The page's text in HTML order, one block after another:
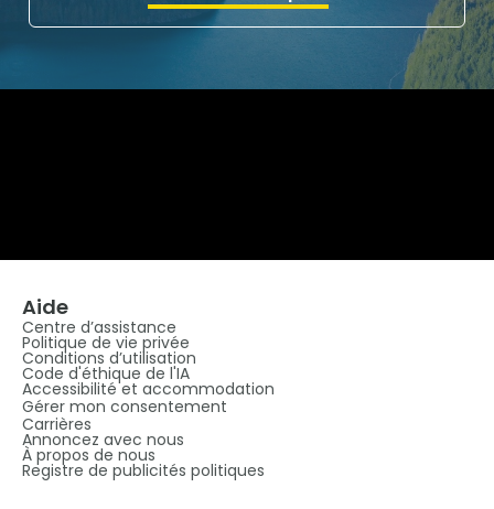
Aide
Centre d’assistance
Politique de vie privée
Conditions d’utilisation
Code d'éthique de l'IA
Accessibilité et accommodation
Gérer mon consentement
Carrières
Annoncez avec nous
À propos de nous
Registre de publicités politiques